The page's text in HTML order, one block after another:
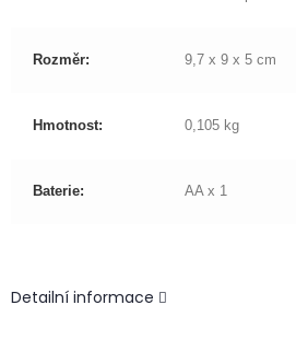
Rozměr: 9,7 x 9 x 5 cm
Hmotnost: 0,105 kg
Baterie: AA x 1
Detailní informace